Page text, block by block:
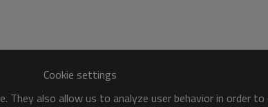
Cookie settings
They also allow us to analyze user behavior in order